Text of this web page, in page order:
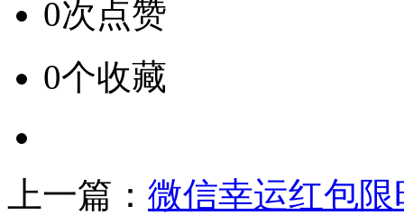
0次点赞
0个收藏
上一篇： 微信幸运红包限